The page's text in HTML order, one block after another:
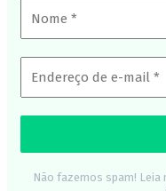
Não fazemos spam! Leia